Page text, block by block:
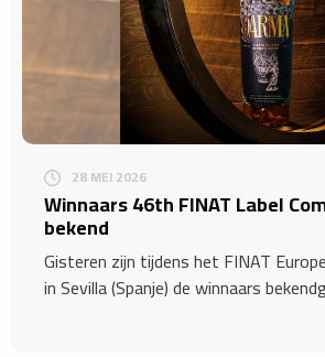
28 MEI 2026
Winnaars 46th FINAT Label
bekend
Gisteren zijn tijdens het FINAT
in Sevilla (Spanje) de winnaars